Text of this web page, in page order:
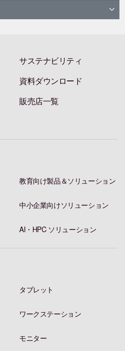
サステナビリティ
資料ダウンロード
販売店一覧
教育向け製品＆ソリューション
中小企業向けソリューション
AI・HPC ソリューション
タブレット
ワークステーション
モニター